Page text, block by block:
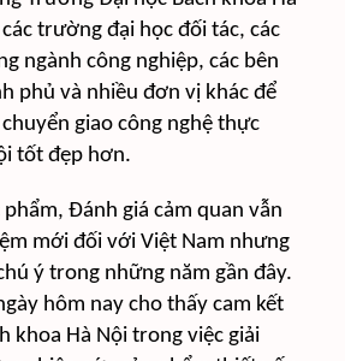
trường đại học đối tác, các
ngành công nghiệp, các bên
phủ và nhiều đơn vị khác để
giao công nghệ thực
tốt đẹp hơn.
Đánh giá cảm quan vẫn
mới đối với Việt Nam nhưng
ý trong những năm gần đây.
hôm nay cho thấy cam kết
khoa Hà Nội trong việc giải